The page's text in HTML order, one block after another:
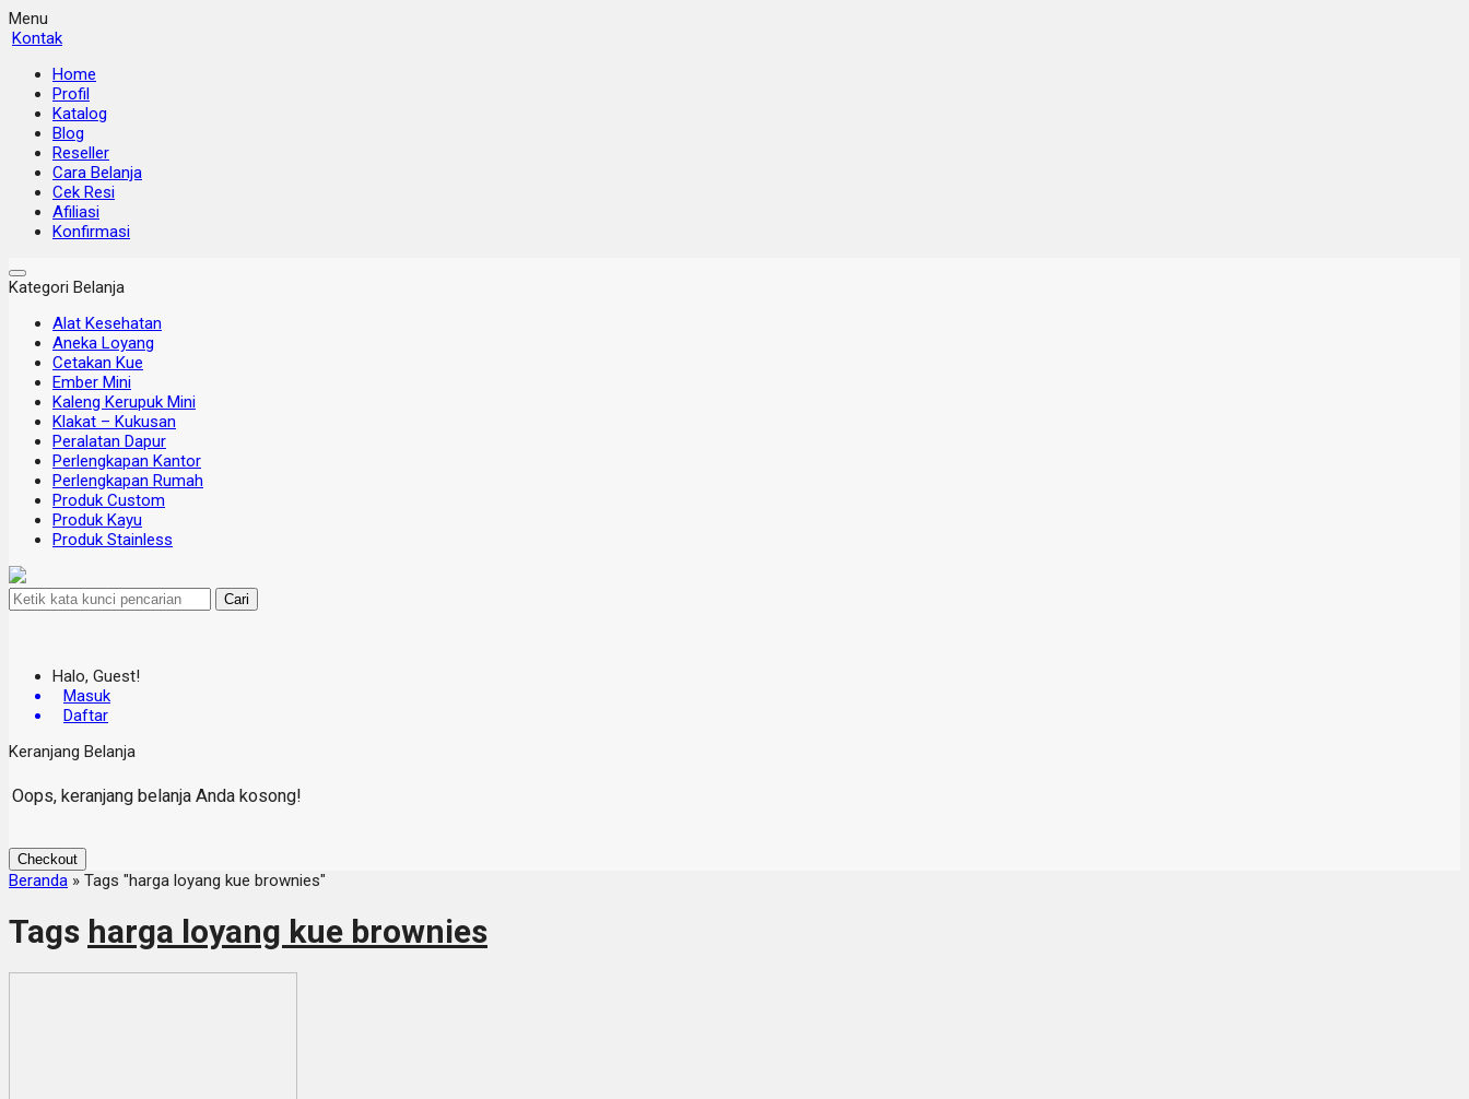
Menu
Kontak
Home
Profil
Katalog
Blog
Reseller
Cara Belanja
Cek Resi
Afiliasi
Konfirmasi
Kategori Belanja
Alat Kesehatan
Aneka Loyang
Cetakan Kue
Ember Mini
Kaleng Kerupuk Mini
Klakat – Kukusan
Peralatan Dapur
Perlengkapan Kantor
Perlengkapan Rumah
Produk Custom
Produk Kayu
Produk Stainless
Cari
Halo, Guest!
Masuk
Daftar
Keranjang Belanja
Oops, keranjang belanja Anda kosong!
Checkout
Beranda » Tags "harga loyang kue brownies"
Tags harga loyang kue brownies